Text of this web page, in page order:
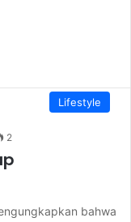
Lifestyle
2
bahwa